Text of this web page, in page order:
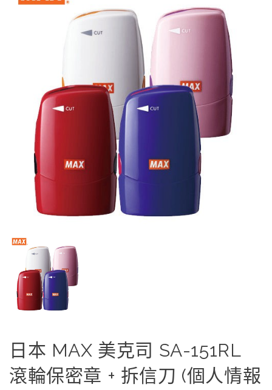
日本 MAX 美克司 SA-151RL
滾輪保密章 + 拆信刀 (個人情報